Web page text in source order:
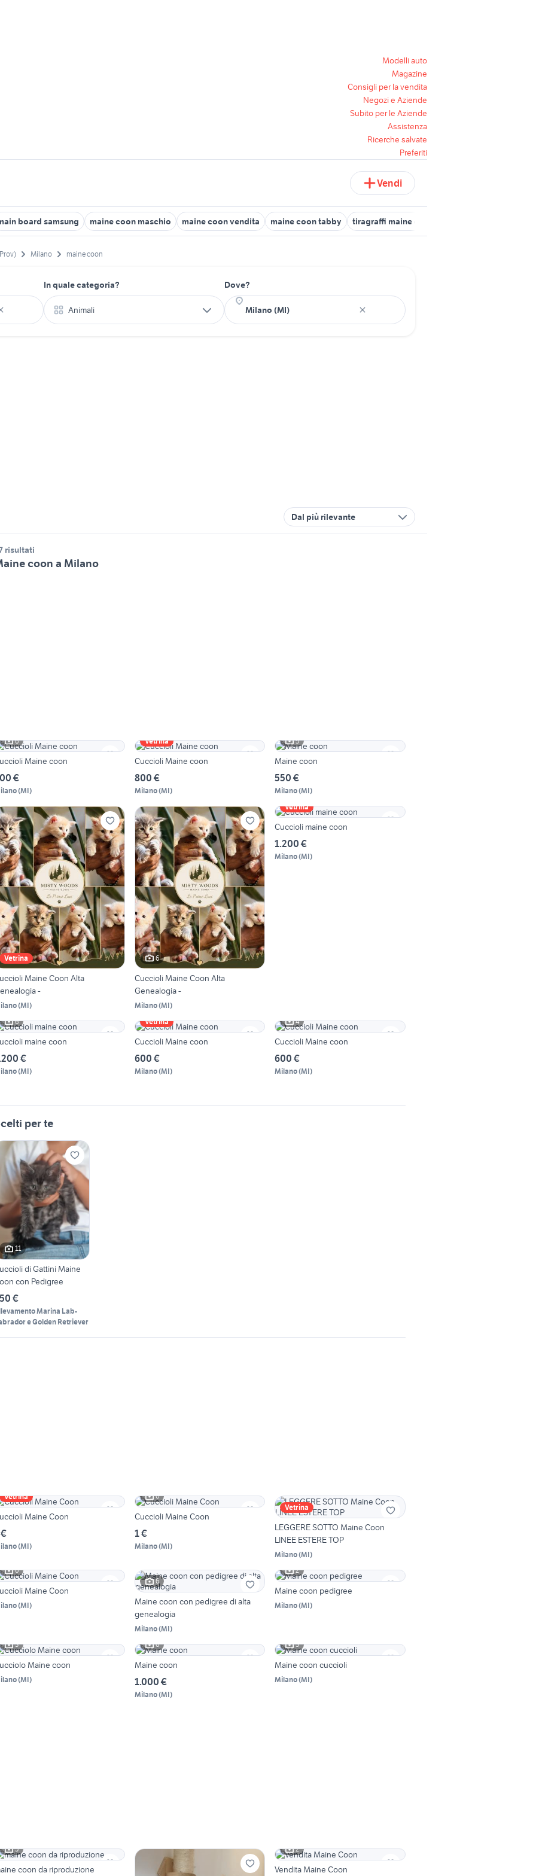
Modelli auto
Magazine
Consigli per la vendita
Negozi e Aziende
Subito per le Aziende
Assistenza
Ricerche salvate
Preferiti
Vendi
board samsung maine coon maschio maine coon vendita maine coon tabby tiragraffi maine coon
Milano maine coon
In quale categoria?
Animali
Dove?
Dal più rilevante
risultati
coon a Milano
6
Maine coon
€
(MI)
Vetrina
Cuccioli Maine coon
800 €
Milano(MI)
5
Maine coon
550 €
Milano(MI)
Vetrina
Maine Coon Alta
-
(MI)
6
Cuccioli Maine Coon Alta
Genealogia -
Milano(MI)
Vetrina
Cuccioli maine coon
1.200 €
Milano(MI)
6
maine coon
€
(MI)
Vetrina
Cuccioli Maine coon
600 €
Milano(MI)
4
Cuccioli Maine coon
600 €
Milano(MI)
per te
11
di Gattini Maine
con Pedigree
€
Marina Lab-
e Golden Retriever
Vetrina
Maine Coon
(MI)
6
Cuccioli Maine Coon
1 €
Milano(MI)
Vetrina
LEGGERE SOTTO Maine Coon
LINEE ESTERE TOP
Milano(MI)
6
Maine Coon
(MI)
6
Maine coon con pedigree di alta
genealogia
Milano(MI)
2
Maine coon pedigree
Milano(MI)
3
Maine coon
(MI)
6
Maine coon
1.000 €
Milano(MI)
3
Maine coon cuccioli
Milano(MI)
5
coon da riproduzione
2
Vendita Maine Coon